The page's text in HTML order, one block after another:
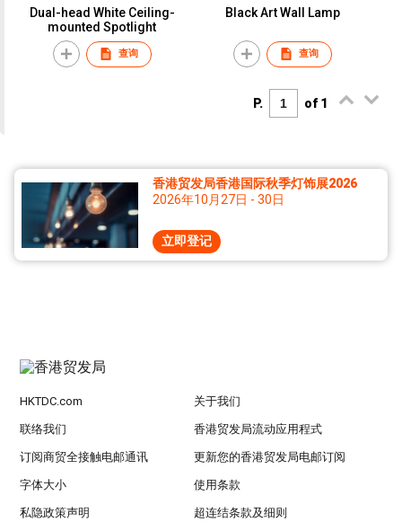
Dual-head White Ceiling-
mounted Spotlight
查询
Black Art Wall Lamp
查询
P. of 1
香港贸发局香港国际秋季灯饰展2026
2026年10月27日 - 30日
立即登记
HKTDC.com 关于我们
联络我们 香港贸发局流动应用程式
订阅商贸全接触电邮通讯 更新您的香港贸发局电邮订阅
字体大小 使用条款
私隐政策声明 超连结条款及细则